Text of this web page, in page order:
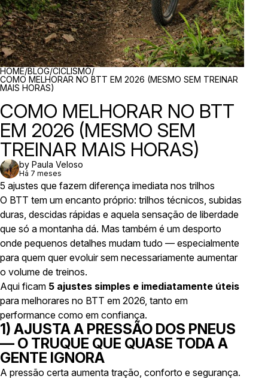
BREADCRUMBS
HOME/BLOG/CICLISMO/
COMO MELHORAR NO BTT EM 2026 (MESMO SEM TREINAR
MAIS HORAS)
COMO MELHORAR NO BTT
EM 2026 (MESMO SEM
TREINAR MAIS HORAS)
by Paula Veloso
Há 7 meses
5 ajustes que fazem diferença imediata nos trilhos
O BTT tem um encanto próprio: trilhos técnicos, subidas
duras, descidas rápidas e aquela sensação de liberdade
que só a montanha dá. Mas também é um desporto
onde pequenos detalhes mudam tudo — especialmente
para quem quer evoluir sem necessariamente aumentar
o volume de treinos.
Aqui ficam 5 ajustes simples e imediatamente úteis
para melhorares no BTT em 2026, tanto em
performance como em confiança.
1) AJUSTA A PRESSÃO DOS PNEUS
— O TRUQUE QUE QUASE TODA A
GENTE IGNORA
A pressão certa aumenta tração, conforto e segurança.